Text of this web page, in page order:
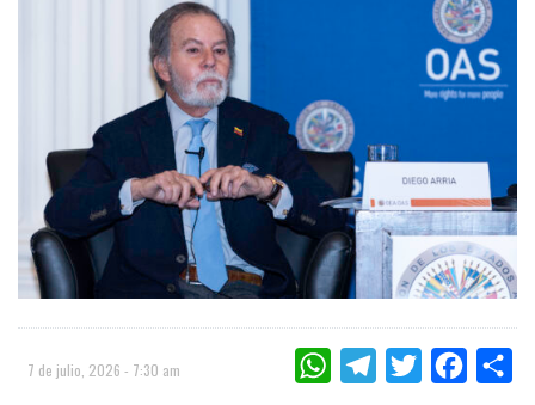
7 de julio, 2026 - 7:30 am WHATSAPPTELEGRAMTWITTER